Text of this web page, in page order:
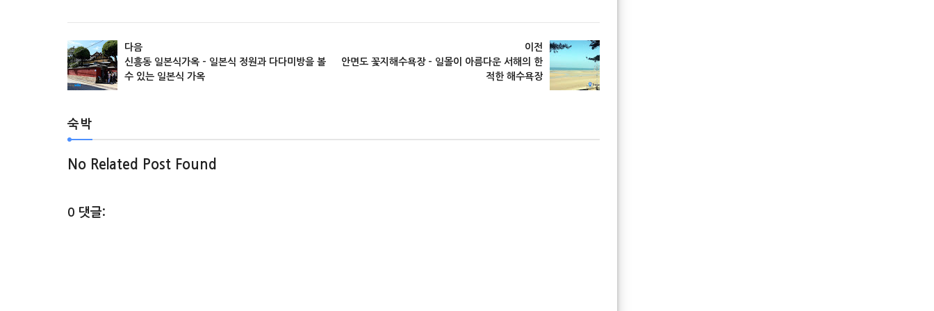
다음
신흥동 일본식가옥 - 일본식 정원과 다다미방을 볼
수 있는 일본식 가옥
이전
안면도 꽃지해수욕장 - 일몰이 아름다운 서해의 한
적한 해수욕장
숙박
No Related Post Found
0 댓글: